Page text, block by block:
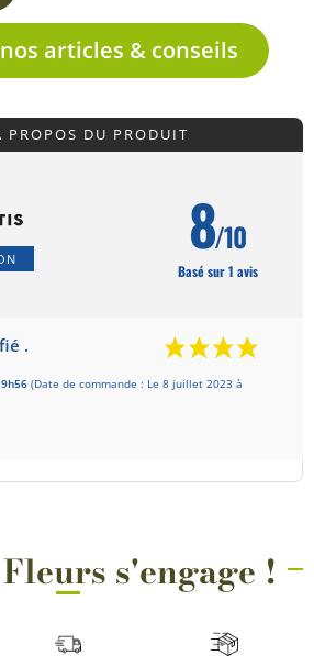
articles & conseils
PROPOS DU PRODUIT
8/10
Basé sur 1 avis
.
(Date de commande : Le 8 juillet 2023 à
s'engage !